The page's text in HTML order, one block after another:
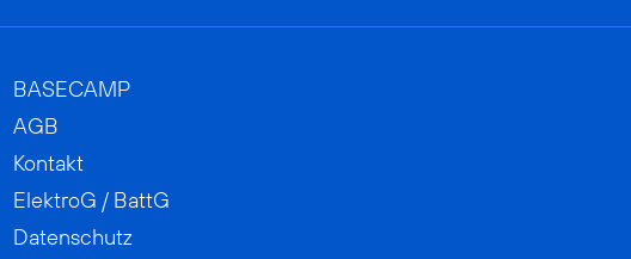
BASECAMP
AGB
Kontakt
ElektroG / BattG
Datenschutz